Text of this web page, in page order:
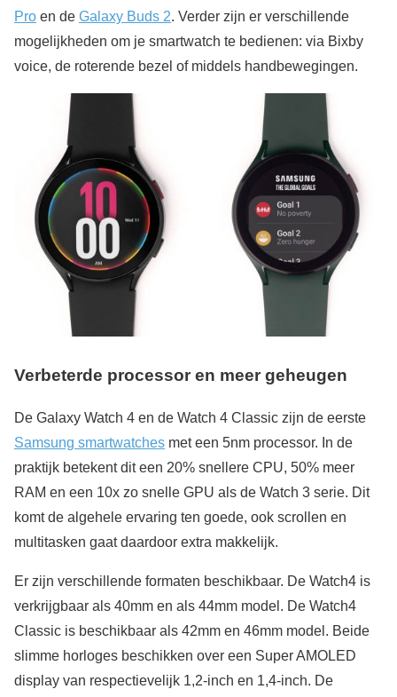
Pro en de Galaxy Buds 2. Verder zijn er verschillende
mogelijkheden om je smartwatch te bedienen: via Bixby
voice, de roterende bezel of middels handbewegingen.
Verbeterde processor en meer geheugen
De Galaxy Watch 4 en de Watch 4 Classic zijn de eerste
Samsung smartwatches met een 5nm processor. In de
praktijk betekent dit een 20% snellere CPU, 50% meer
RAM en een 10x zo snelle GPU als de Watch 3 serie. Dit
komt de algehele ervaring ten goede, ook scrollen en
multitasken gaat daardoor extra makkelijk.
Er zijn verschillende formaten beschikbaar. De Watch4 is
verkrijgbaar als 40mm en als 44mm model. De Watch4
Classic is beschikbaar als 42mm en 46mm model. Beide
slimme horloges beschikken over een Super AMOLED
display van respectievelijk 1,2-inch en 1,4-inch. De